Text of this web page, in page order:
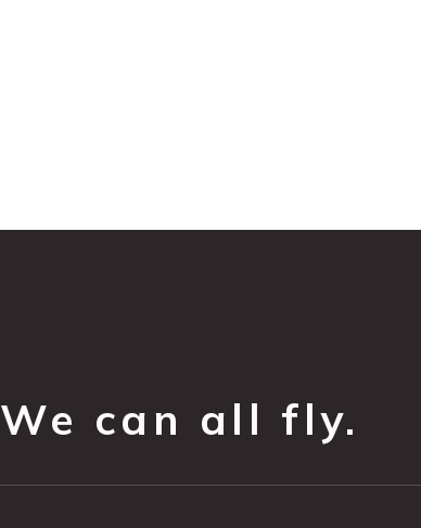
We can all fly.